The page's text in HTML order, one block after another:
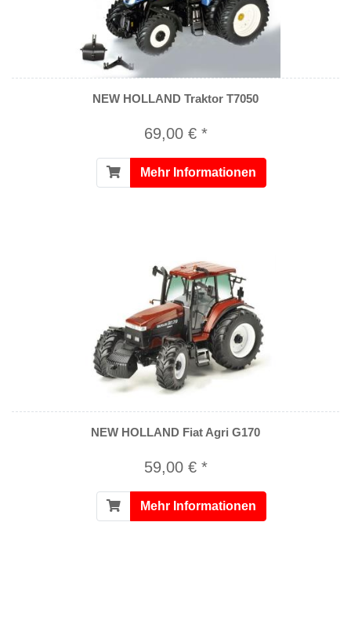
NEW HOLLAND Traktor T7050
69,00 € *
Mehr Informationen
NEW HOLLAND Fiat Agri G170
59,00 € *
Mehr Informationen